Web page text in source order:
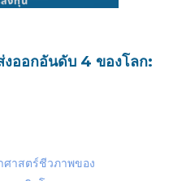
งออกอันดับ 4 ของโลก: